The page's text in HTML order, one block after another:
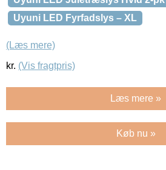
Uyuni LED Fyrfadslys – XL
(Læs mere)
kr. (Vis fragtpris)
Læs mere »
Køb nu »